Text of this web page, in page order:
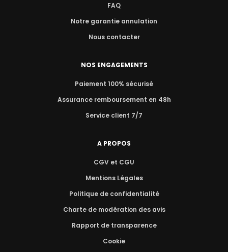
FAQ
Notre garantie annulation
Nous contacter
NOS ENGAGEMENTS
Paiement 100% sécurisé
Assurance remboursement en 48h
Service client 7/7
A PROPOS
CGV et CGU
Mentions Légales
Politique de confidentialité
Charte de modération des avis
Rapport de transparence
Cookie